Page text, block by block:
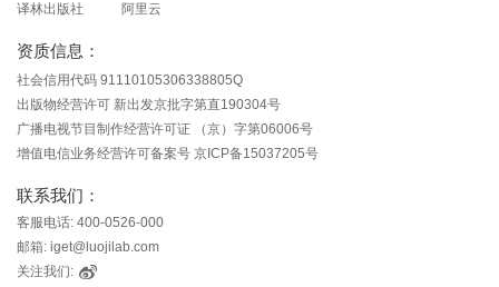
译林出版社
阿里云
资质信息：
社会信用代码 91110105306338805Q
出版物经营许可 新出发京批字第直190304号
广播电视节目制作经营许可证 （京）字第06006号
增值电信业务经营许可备案号 京ICP备15037205号
联系我们：
客服电话: 400-0526-000
邮箱: iget@luojilab.com
关注我们: